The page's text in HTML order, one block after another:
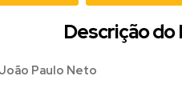
Descrição do
Paulo Neto